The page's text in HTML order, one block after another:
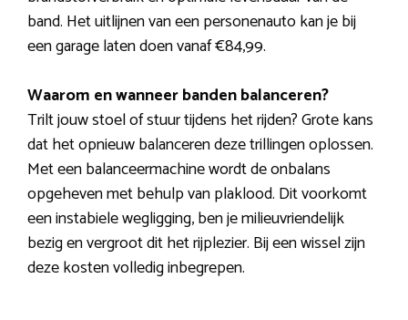
band. Het uitlijnen van een personenauto kan je bij
een garage laten doen vanaf €84,99.
Waarom en wanneer banden balanceren?
Trilt jouw stoel of stuur tijdens het rijden? Grote kans
dat het opnieuw balanceren deze trillingen oplossen.
Met een balanceermachine wordt de onbalans
opgeheven met behulp van plaklood. Dit voorkomt
een instabiele wegligging, ben je milieuvriendelijk
bezig en vergroot dit het rijplezier. Bij een wissel zijn
deze kosten volledig inbegrepen.